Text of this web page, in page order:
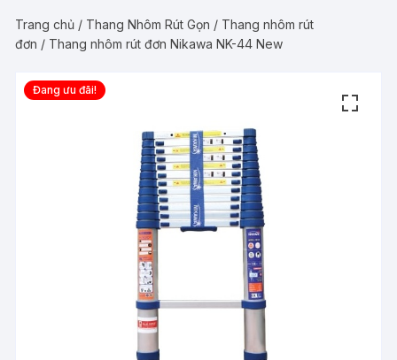
Trang chủ / Thang Nhôm Rút Gọn / Thang nhôm rút
đơn / Thang nhôm rút đơn Nikawa NK-44 New
Đang ưu đãi!